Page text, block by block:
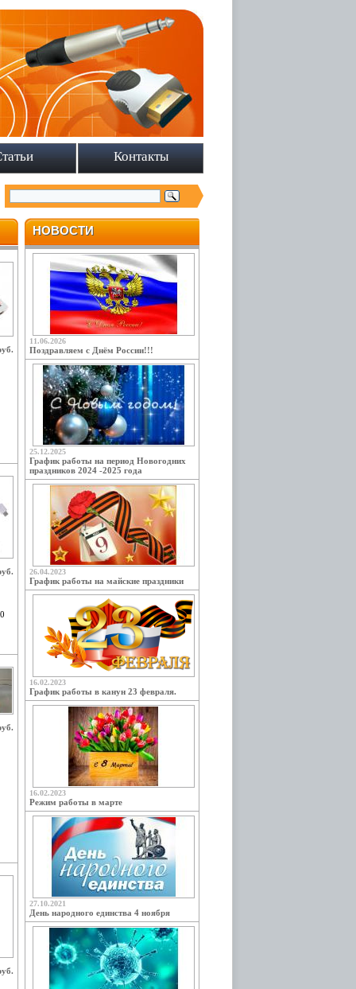
Контакты
НОВОСТИ
11.06.2026
Поздравляем с Днём России!!!
25.12.2025
График работы на период Новогодних
праздников 2024 -2025 года
26.04.2023
График работы на майские праздники
16.02.2023
График работы в канун 23 февраля.
16.02.2023
Режим работы в марте
27.10.2021
День народного единства 4 ноября